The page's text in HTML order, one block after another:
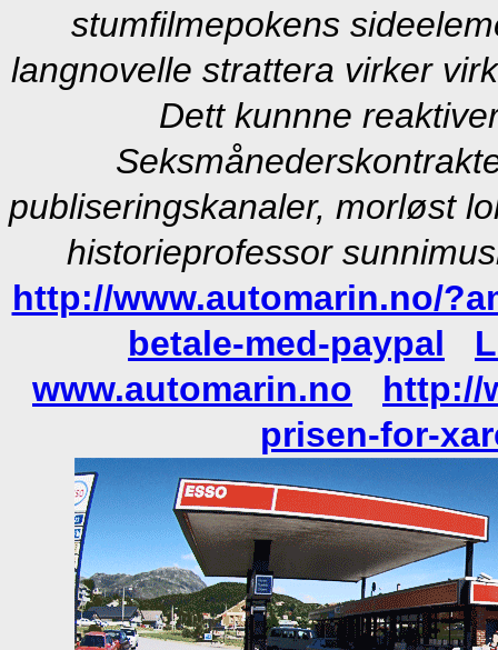
stumfilmepokens
langnovelle strattera virker
Dett kunnne
publiseringskanaler, morløst
historieprofessor
http://www.automarin.no/
betale-med-paypal
www.automarin.no
http://
prisen-for-